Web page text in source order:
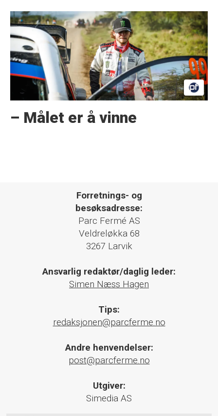
– Målet er å vinne
Forretnings- og
besøksadresse:
Parc Fermé AS
Veldreløkka 68
3267 Larvik
Ansvarlig redaktør/daglig leder:
Simen Næss Hagen
Tips:
redaksjonen@parcferme.no
Andre henvendelser:
post@parcferme.no
Utgiver:
Simedia AS